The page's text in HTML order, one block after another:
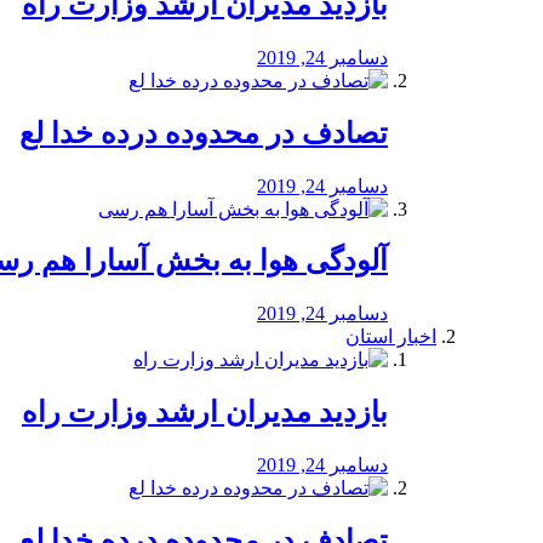
دسامبر 24, 2019
تصادف در محدوده درده خدا لع
دسامبر 24, 2019
آلودگی هوا به بخش آسارا هم
دسامبر 24, 2019
اخبار استان
بازدید مدیران ارشد وزارت راه
دسامبر 24, 2019